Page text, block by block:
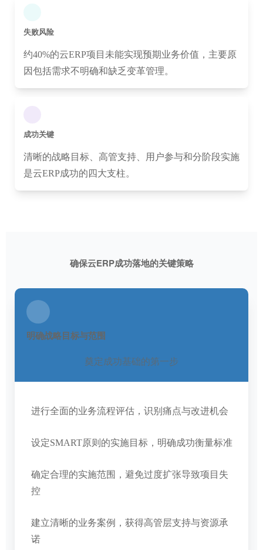
失败风险
约40%的云ERP项目未能实现预期业务价值，主要原
因包括需求不明确和缺乏变革管理。
成功关键
清晰的战略目标、高管支持、用户参与和分阶段实施
是云ERP成功的四大支柱。
确保云ERP成功落地的关键策略
明确战略目标与范围
奠定成功基础的第一步
进行全面的业务流程评估，识别痛点与改进机会
设定SMART原则的实施目标，明确成功衡量标准
确定合理的实施范围，避免过度扩张导致项目失
控
建立清晰的业务案例，获得高管层支持与资源承
诺